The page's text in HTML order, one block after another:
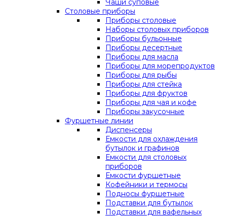
Чаши суповые
Столовые приборы
Приборы столовые
Наборы столовых приборов
Приборы бульонные
Приборы десертные
Приборы для масла
Приборы для морепродуктов
Приборы для рыбы
Приборы для стейка
Приборы для фруктов
Приборы для чая и кофе
Приборы закусочные
Фуршетные линии
Диспенсеры
Емкости для охлаждения
бутылок и графинов
Емкости для столовых
приборов
Емкости фуршетные
Кофейники и термосы
Подносы фуршетные
Подставки для бутылок
Подставки для вафельных